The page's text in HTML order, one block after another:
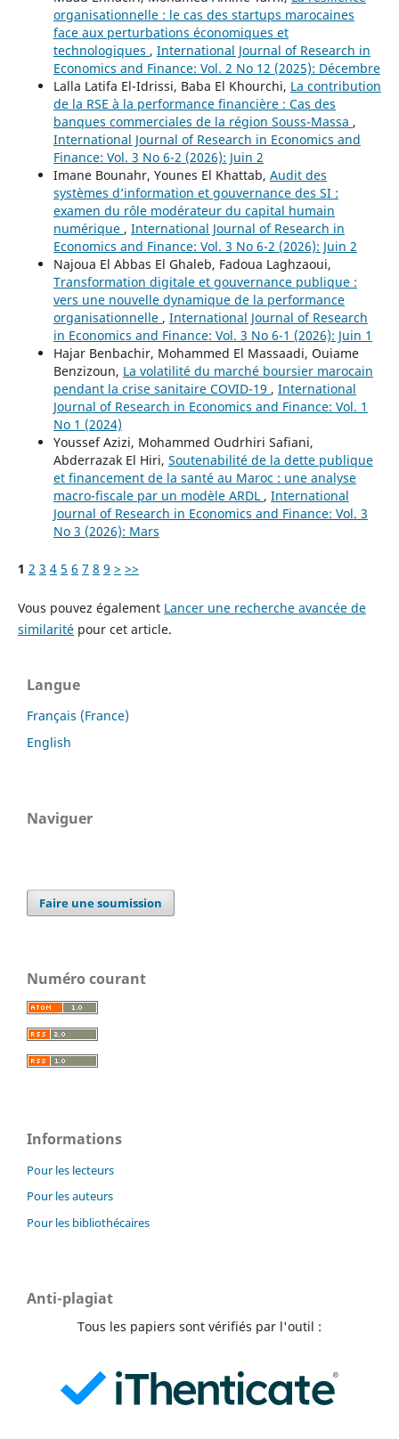
organisationnelle : le cas des startups marocaines
face aux perturbations économiques et
technologiques , International Journal of Research in
Economics and Finance: Vol. 2 No 12 (2025): Décembre
Lalla Latifa El-Idrissi, Baba El Khourchi, La contribution
de la RSE à la performance financière : Cas des
banques commerciales de la région Souss-Massa ,
International Journal of Research in Economics and
Finance: Vol. 3 No 6-2 (2026): Juin 2
Imane Bounahr, Younes El Khattab, Audit des
systèmes d’information et gouvernance des SI :
examen du rôle modérateur du capital humain
numérique , International Journal of Research in
Economics and Finance: Vol. 3 No 6-2 (2026): Juin 2
Najoua El Abbas El Ghaleb, Fadoua Laghzaoui,
Transformation digitale et gouvernance publique :
vers une nouvelle dynamique de la performance
organisationnelle , International Journal of Research
in Economics and Finance: Vol. 3 No 6-1 (2026): Juin 1
Hajar Benbachir, Mohammed El Massaadi, Ouiame
Benzizoun, La volatilité du marché boursier marocain
pendant la crise sanitaire COVID-19 , International
Journal of Research in Economics and Finance: Vol. 1
No 1 (2024)
Youssef Azizi, Mohammed Oudrhiri Safiani,
Abderrazak El Hiri, Soutenabilité de la dette publique
et financement de la santé au Maroc : une analyse
macro-fiscale par un modèle ARDL , International
Journal of Research in Economics and Finance: Vol. 3
No 3 (2026): Mars
1 2 3 4 5 6 7 8 9 > >>
Vous pouvez également Lancer une recherche avancée de
similaritépour cet article.
Langue
Français (France)
English
Naviguer
Faire une soumission
Numéro courant
Informations
Pour les lecteurs
Pour les auteurs
Pour les bibliothécaires
Anti-plagiat
Tous les papiers sont vérifiés par l'outil :